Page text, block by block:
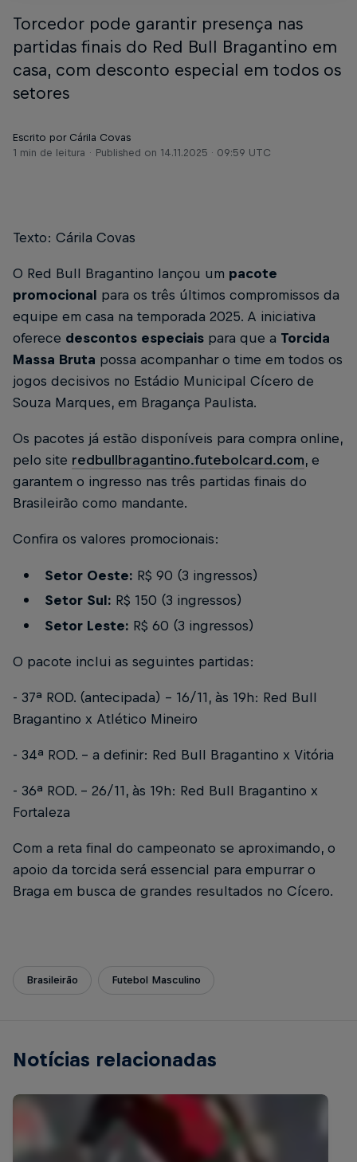
Torcedor pode garantir presença nas
partidas finais do Red Bull Bragantino em
casa, com desconto especial em todos os
setores
Escrito por Cárila Covas
1 min de leitura
Published on 14.11.2025 · 09:59 UTC
Texto: Cárila Covas
O Red Bull Bragantino lançou um pacote
promocional para os três últimos compromissos da
equipe em casa na temporada 2025. A iniciativa
oferece descontos especiais para que a Torcida
Massa Bruta possa acompanhar o time em todos os
jogos decisivos no Estádio Municipal Cícero de
Souza Marques, em Bragança Paulista.
Os pacotes já estão disponíveis para compra online,
pelo site redbullbragantino.futebolcard.com, e
garantem o ingresso nas três partidas finais do
Brasileirão como mandante.
Confira os valores promocionais:
Setor Oeste: R$ 90 (3 ingressos)
Setor Sul: R$ 150 (3 ingressos)
Setor Leste: R$ 60 (3 ingressos)
O pacote inclui as seguintes partidas:
- 37ª ROD. (antecipada) - 16/11, às 19h: Red Bull
Bragantino x Atlético Mineiro
- 34ª ROD. - a definir: Red Bull Bragantino x Vitória
- 36ª ROD. - 26/11, às 19h: Red Bull Bragantino x
Fortaleza
Com a reta final do campeonato se aproximando, o
apoio da torcida será essencial para empurrar o
Braga em busca de grandes resultados no Cícero.
Brasileirão Futebol Masculino
Notícias relacionadas